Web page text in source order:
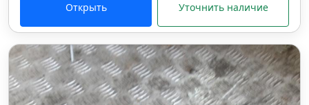
Открыть Уточнить наличие